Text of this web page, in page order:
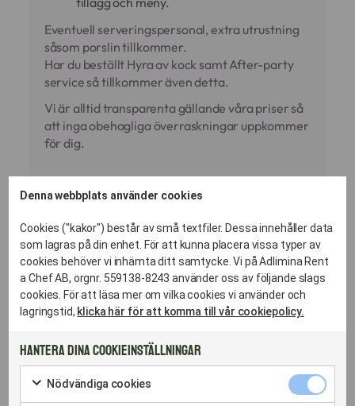
Eventuell serveringspersonal, extra utrustning
såsom porslin tillkommer.
Har du beställt Hyra av kock samt After-party
service så tillkommer även detta.
Vi är alltid transparenta gällande våra priser så
att inga obehagliga överraskningar uppkommer
för dig.
Tillkommer det kostnader för personal?
Ja, för en buffé rekommenderar vi minst en kock
på plats som sköter påfyllning och presentation,
samt serveringspersonal för avdukning och
dryck.
Vi ger er en tydlig specifikation i offerten så att
inga dolda kostnader dyker upp.
Hur beräknar ni mängden mat så att det inte
Denna webbplats använder cookies
Cookies ("kakor") består av små textfiler. Dessa innehåller data
som lagras på din enhet. För att kunna placera vissa typer av
cookies behöver vi inhämta ditt samtycke. Vi på Adlimina Rent
a Chef AB, orgnr. 559138-8243 använder oss av följande slags
cookies. För att läsa mer om vilka cookies vi använder och
lagringstid, klicka här för att komma till vår cookiepolicy.
Hantera dina cookieinställningar
Nödvändiga cookies
cookies